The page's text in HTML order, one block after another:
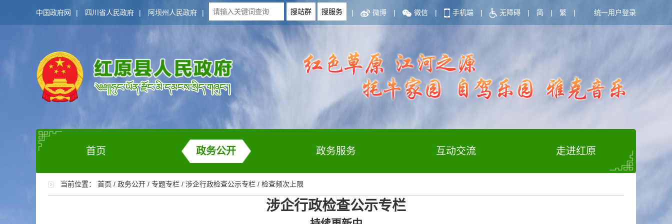
中国政府网 | 四川省人民政府 | 阿坝州人民政府 | | 微博 | 微信 | 手机端 | 无障碍 | 简 | 繁 | 统一用户登录
首页 政务公开 政务服务 互动交流 走进红原
当前位置： 首页 / 政务公开 / 专题专栏 / 涉企行政检查公示专栏 / 检查频次上限
涉企行政检查公示专栏